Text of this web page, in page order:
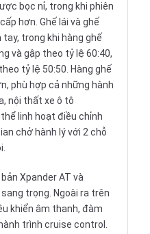
bọc nỉ, trong khi phiên
hơn. Ghế lái và ghế
trong khi hàng ghế
và gập theo tỷ lệ 60:40,
tỷ lệ 50:50. Hàng ghế
phù hợp cả những hành
nội thất xe ô tô
linh hoạt điều chỉnh
chở hành lý với 2 chỗ
Xpander AT và
trọng. Ngoài ra trên
khiển âm thanh, đàm
trình cruise control.